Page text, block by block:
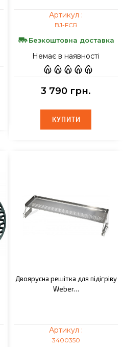
Артикул :
BJ-FCR
Безкоштовна доставка
Немає в наявності
3 790 грн.
КУПИТИ
КУПИТИ
Двоярусна решітка для підігріву
Weber…
Артикул :
3400350